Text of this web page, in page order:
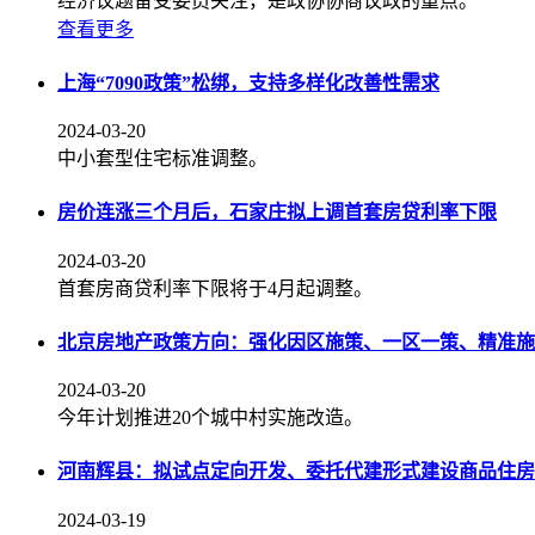
查看更多
上海“7090政策”松绑，支持多样化改善性需求
2024-03-20
中小套型住宅标准调整。
房价连涨三个月后，石家庄拟上调首套房贷利率下限
2024-03-20
首套房商贷利率下限将于4月起调整。
北京房地产政策方向：强化因区施策、一区一策、精准
2024-03-20
今年计划推进20个城中村实施改造。
河南辉县：拟试点定向开发、委托代建形式建设商品住房
2024-03-19